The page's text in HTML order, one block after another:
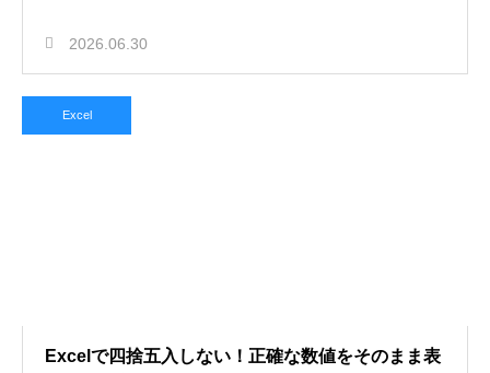
2026.06.30
Excel
Excelで四捨五入しない！正確な数値をそのまま表